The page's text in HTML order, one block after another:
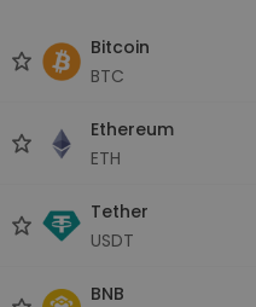
Bitcoin
BTC
Ethereum
ETH
Tether
USDT
BNB